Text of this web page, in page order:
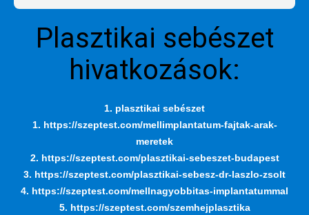
Plasztikai sebészet
hivatkozások:
1. plasztikai sebészet
1. https://szeptest.com/mellimplantatum-fajtak-arak-
meretek
2. https://szeptest.com/plasztikai-sebeszet-budapest
3. https://szeptest.com/plasztikai-sebesz-dr-laszlo-zsolt
4. https://szeptest.com/mellnagyobbitas-implantatummal
5. https://szeptest.com/szemhejplasztika